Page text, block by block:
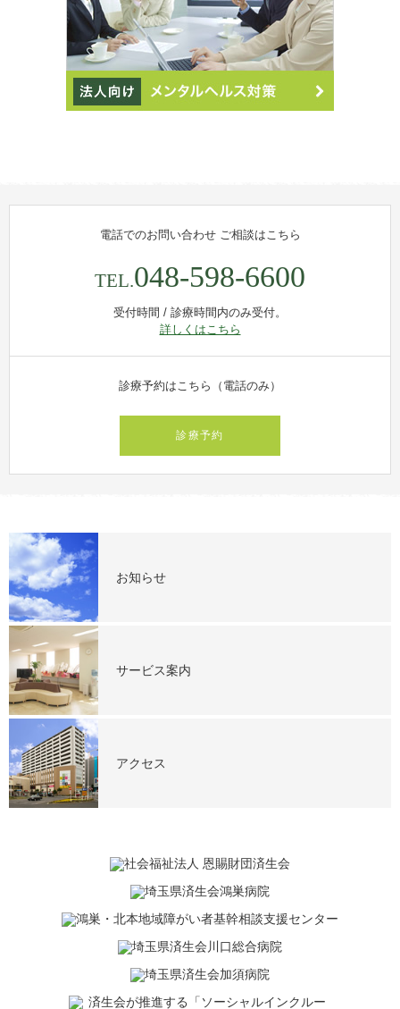
電話でのお問い合わせご相談はこちら
TEL.048-598-6600
受付時間 / 診療時間内のみ受付。
詳しくはこちら
診療予約はこちら（電話のみ）
診療予約
お知らせ
サービス案内
アクセス